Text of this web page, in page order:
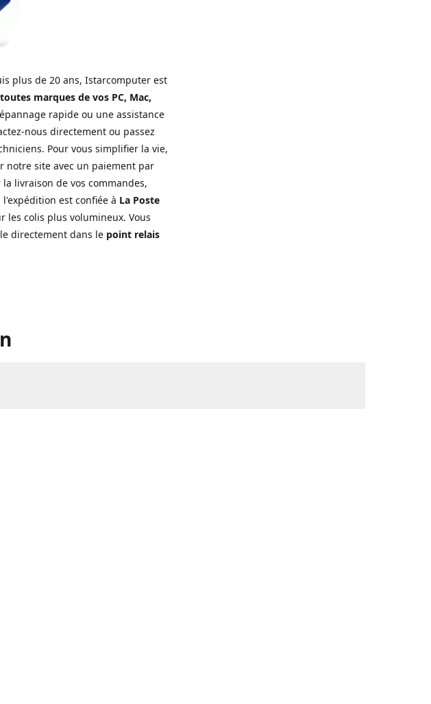
plus de 20 ans, Istarcomputer est
marques de vos PC, Mac,
rapide ou une assistance
nous directement ou passez
Pour vous simplifier la vie,
notre site avec un paiement par
la livraison de vos commandes,
est confiée à La Poste
les colis plus volumineux. Vous
directement dans le point relais